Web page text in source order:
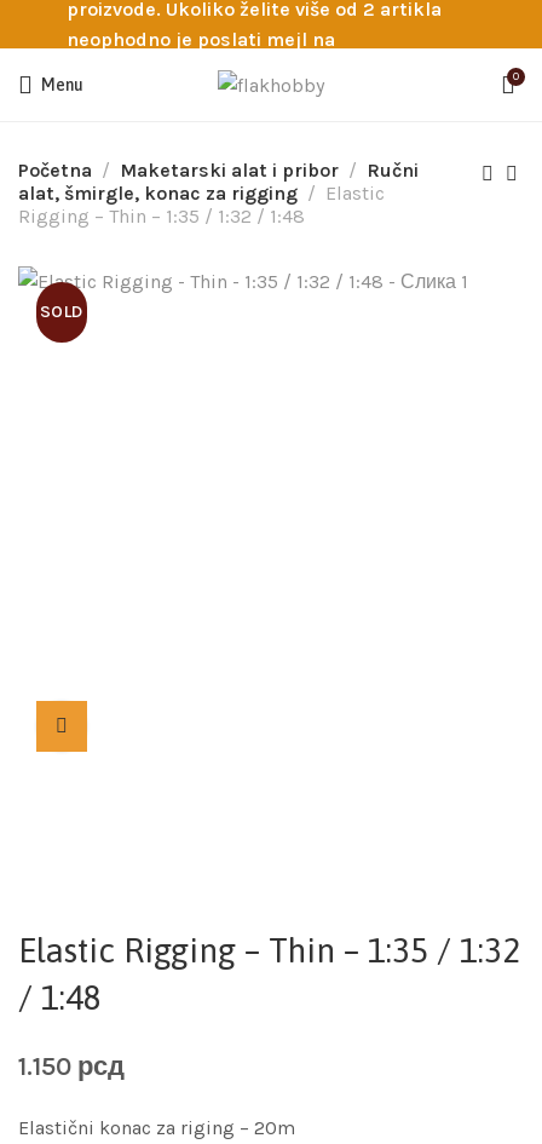
proizvode. Ukoliko želite više od 2 artikla
neophodno je poslati mejl na
info@flakhobby.com sa preciznim šiframa
proizvoda. Svakako nas možete pozvati
potrebna pomoć oko odabira.
Menu 0
Početna Maketarski alat i pribor
Ručni
alat, šmirgle, konac za rigging
Elastic
Rigging – Thin – 1:35 / 1:32 / 1:48
SOLD
Elastic Rigging – Thin – 1:35 / 1:32
/ 1:48
1.150 рсд
Elastični konac za riging – 20m